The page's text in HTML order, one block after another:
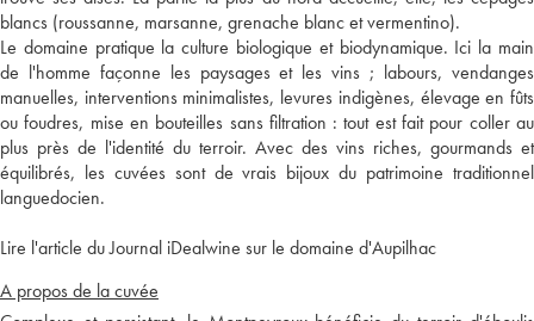
blancs (roussanne, marsanne, grenache blanc et vermentino).
Le domaine pratique la culture biologique et biodynamique. Ici la main
de l'homme façonne les paysages et les vins ; labours, vendanges
manuelles, interventions minimalistes, levures indigènes, élevage en fûts
ou foudres, mise en bouteilles sans filtration : tout est fait pour coller au
plus près de l'identité du terroir. Avec des vins riches, gourmands et
équilibrés, les cuvées sont de vrais bijoux du patrimoine traditionnel
languedocien.
Lire l'article du Journal iDealwine sur le domaine d'Aupilhac
A propos de la cuvée